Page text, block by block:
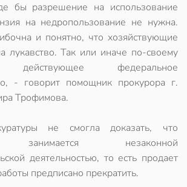
бы разрешение на использование
на недропользование не нужна.
и понятно, что хозяйствующие
лукавство. Так или иначе по-своему
действующее федеральное
- говорит помощник прокурора г.
Трофимова.
не смогла доказать, что
занимается незаконной
деятельностью, то есть продает
предписано прекратить.